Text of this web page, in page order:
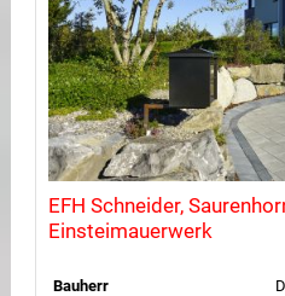
EFH Schneider,
Einsteimauerwerk
Bauherr